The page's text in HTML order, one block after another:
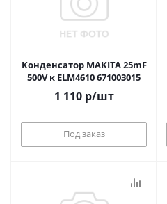
Конденсатор MAKITA 25mF
500V к ELM4610 671003015
1 110р/шт
Под заказ